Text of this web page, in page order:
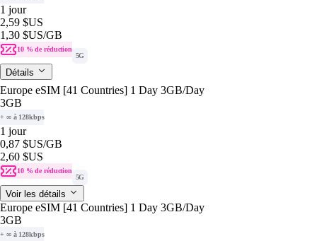
1 jour
2,59 $US
1,30 $US/GB
10 % de réduction
5G
Détails
Europe eSIM [41 Countries] 1 Day 3GB/Day
3GB
+ ∞ à 128kbps
1 jour
0,87 $US/GB
2,60 $US
10 % de réduction
5G
Voir les détails
Europe eSIM [41 Countries] 1 Day 3GB/Day
3GB
+ ∞ à 128kbps